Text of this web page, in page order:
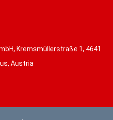
Kremsmüllerstraße 1, 4641
Austria